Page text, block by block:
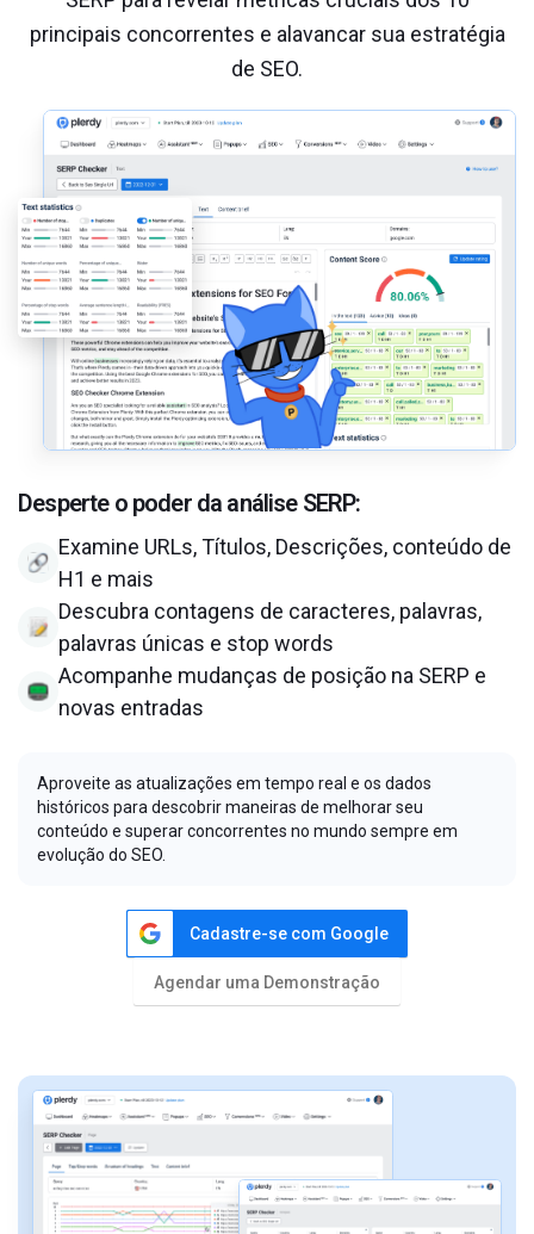
principais concorrentes e alavancar sua estratégia
de SEO.
Desperte o poder da análise SERP:
Examine URLs, Títulos, Descrições, conteúdo de
H1 e mais
Descubra contagens de caracteres, palavras,
palavras únicas e stop words
Acompanhe mudanças de posição na SERP e
novas entradas
Aproveite as atualizações em tempo real e os dados
históricos para descobrir maneiras de melhorar seu
conteúdo e superar concorrentes no mundo sempre em
evolução do SEO.
Cadastre-se com Google
Agendar uma Demonstração